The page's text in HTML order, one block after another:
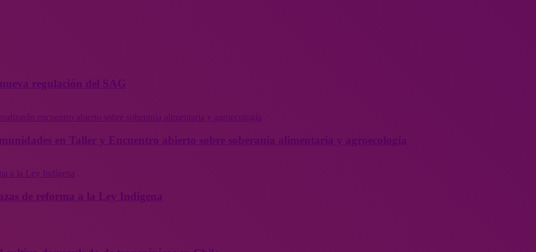
regulación del SAG
en Taller y Encuentro abierto sobre soberanía alimentaria y agroecología
de reforma a la Ley Indígena